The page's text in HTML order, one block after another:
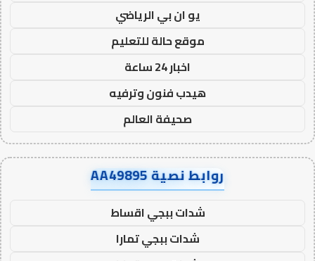
يو ان بي الرياضي
موقع حالة للتعليم
اخبار 24 ساعة
هيدب فنون وترفيه
صحيفة العالم
روابط نصية AA49895
شدات ببجي اقساط
شدات ببجي تمارا